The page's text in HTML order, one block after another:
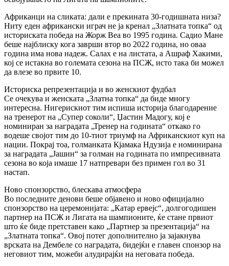
Африканци на сликата: дали е прекината 30-годишната низа?
Ниту еден африкански играч не ја кренал „Златната топка“ од
историската победа на Жорж Веа во 1995 година. Садио Мане
беше најблиску кога заврши втор во 2022 година, но оваа
година има нова надеж. Салах е на листата, а Ашраф Хакими,
кој се истакна во големата сезона на ПСЖ, исто така би можел
да влезе во првите 10.
Историска репрезентација и во женскиот фудбал
Се очекува и женската „Златна топка“ да биде многу
интересна. Нигерискиот тим испиша историја благодарение
на тренерот на „Супер соколи“, Џастин Мадогу, кој е
номиниран за наградата „Тренер на годината“ откако го
водеше својот тим до 10-тиот триумф на Африканскиот куп на
нации. Покрај тоа, голманката Кјамака Ндузија е номинирана
за наградата „Јашин“ за голман на годината по импресивната
сезона во која имаше 17 натпревари без примен гол во 31
настап.
Ново спонзорство, блескава атмосфера
Во последните денови беше објавено и ново официјално
спонзорство на церемонијата: „Катар ервејс“, долгогодишен
партнер на ПСЖ и Лигата на шампионите, ќе стане првиот
што ќе биде претставен како „Партнер за презентација“ на
„Златната топка“. Овој потег дополнително ја зајакнува
врската на Дембеле со наградата, бидејќи е главен спонзор на
неговиот тим, можеби алудирајќи на неговата победа.